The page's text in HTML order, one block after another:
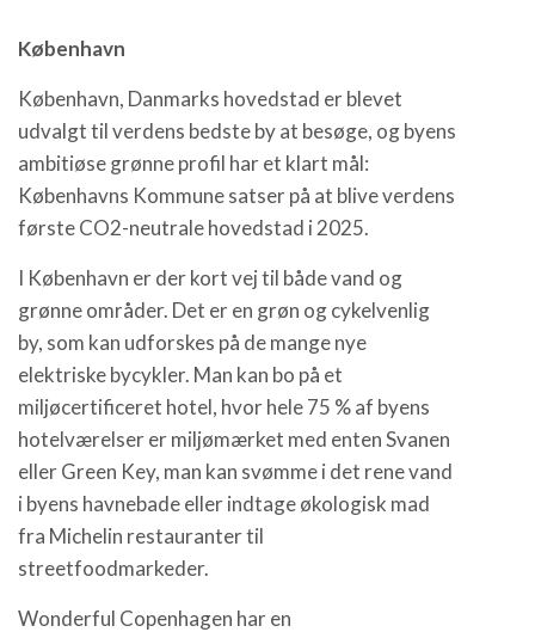
København
København, Danmarks hovedstad er blevet
udvalgt til verdens bedste by at besøge, og byens
ambitiøse grønne profil har et klart mål:
Københavns Kommune satser på at blive verdens
første CO2-neutrale hovedstad i 2025.
I København er der kort vej til både vand og
grønne områder. Det er en grøn og cykelvenlig
by, som kan udforskes på de mange nye
elektriske bycykler. Man kan bo på et
miljøcertificeret hotel, hvor hele 75 % af byens
hotelværelser er miljømærket med enten Svanen
eller Green Key, man kan svømme i det rene vand
i byens havnebade eller indtage økologisk mad
fra Michelin restauranter til
streetfoodmarkeder.
Wonderful Copenhagen har en